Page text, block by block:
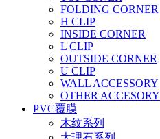
FOLDING CORNER
H CLIP
INSIDE CORNER
L CLIP
OUTSIDE CORNER
U CLIP
WALL ACCESSORY
OTHER ACCESORY
PVC覆膜
木纹系列